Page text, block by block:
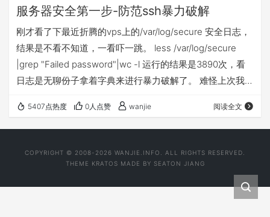
服务器安全第一步-防范ssh暴力破解
刚才看了下最近折腾的vps上的/var/log/secure 安全日志，
结果是不看不知道，一看吓一跳。 less /var/log/secure
|grep "Failed password"|wc -l 运行的结果是3890次，看
日志是无聊份子拿着字典来进行暴力破解了。 难怪上次我的
了用户，架了irc服务。不怕贼偷，就怕贼惦记着啊。 再按ip
的尝试次数来个排名不分先后吧。 grep -o '[0-9]\{1,3\}\.[0-
5407点热度 0人点赞 wanjie 阅读全文
COPYRIGHT © 2008-2026 WANJIE.INFO. ALL RIGHTS RESERVED.
THEME KRATOS MADE BY SEATON JIANG